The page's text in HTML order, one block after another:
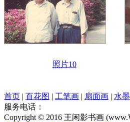
照片10
首页 | 百花图 | 工笔画 | 扇面画 | 水
服务电话：
Copyright © 2016 王闲影书画